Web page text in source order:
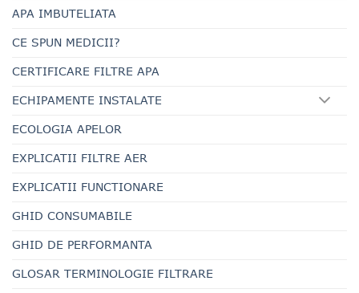
APA IMBUTELIATA
CE SPUN MEDICII?
CERTIFICARE FILTRE APA
ECHIPAMENTE INSTALATE
ECOLOGIA APELOR
EXPLICATII FILTRE AER
EXPLICATII FUNCTIONARE
GHID CONSUMABILE
GHID DE PERFORMANTA
GLOSAR TERMINOLOGIE FILTRARE